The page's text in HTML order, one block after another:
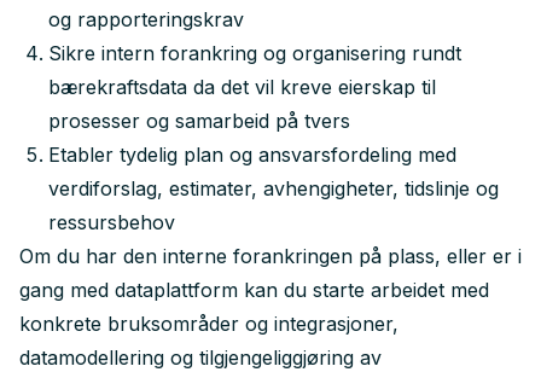
og rapporteringskrav
Sikre intern forankring og organisering rundt
bærekraftsdata da det vil kreve eierskap til
prosesser og samarbeid på tvers
Etabler tydelig plan og ansvarsfordeling med
verdiforslag, estimater, avhengigheter, tidslinje og
ressursbehov
Om du har den interne forankringen på plass, eller er i
gang med dataplattform kan du starte arbeidet med
konkrete bruksområder og integrasjoner,
datamodellering og tilgjengeliggjøring av